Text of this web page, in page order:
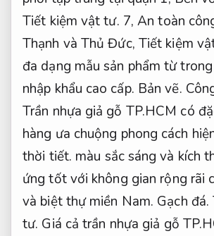
Tiết kiệm vật tư. 7,An toàn
Thạnh và Thủ Đức, Tiết kiệm
đa dạng mẫu sản phẩm từ
nhập khẩu cao cấp. Bản vẽ.
Trần nhựa giả gỗ TP.HCM có
hàng ưa chuộng phong cách
thời tiết. màu sắc sáng và kích
ứng tốt với không gian rộng rãi
và biệt thự miền Nam. Gạch đá.
tư. Giá cả trần nhựa giả gỗ